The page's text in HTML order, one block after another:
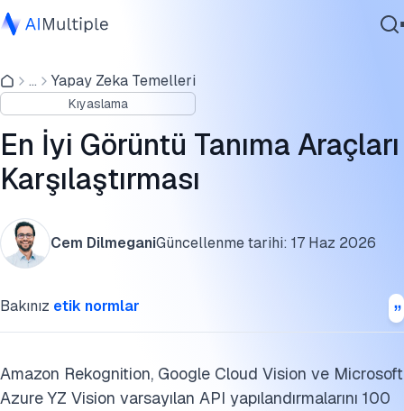
Ajanik Yapay Zeka
Siber güvenlik
Veri
Kurumsal Yazılım
Hizmetler
... Yapay Zeka Temelleri
Kıyaslama
En İyi Görüntü Tanıma Araçları
Karşılaştırması
Cem DilmeganiGüncellenme tarihi: 17 Haz 2026
Bakınız etik normlar
Amazon Rekognition, Google Cloud Vision ve Microsoft
Azure YZ Vision varsayılan API yapılandırmalarını 100
Performans farklılıklarını etkileyebilecek potansiyel
faktörler
Görüntü tanıma araçları kıyaslama metodolojisi
En İyi Görüntü Tanıma API'leri
Hizmet sağlayıcıların farklılaştırıcı özellikleri
API fiyatlandırma genel görünümü
Özel görüntü modelleri oluşturma
Görüntü tanımada görü transformatörleri